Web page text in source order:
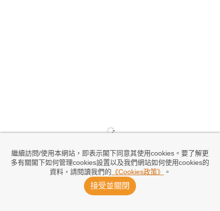
繼續訪問/使用本網站，即表示閣下同意其使用cookies。要了解更
多有關閣下如何管理cookies設置以及我們網站如何使用cookies的
資料，請閱讀我們的 《Cookies政策》 。
接受並關閉